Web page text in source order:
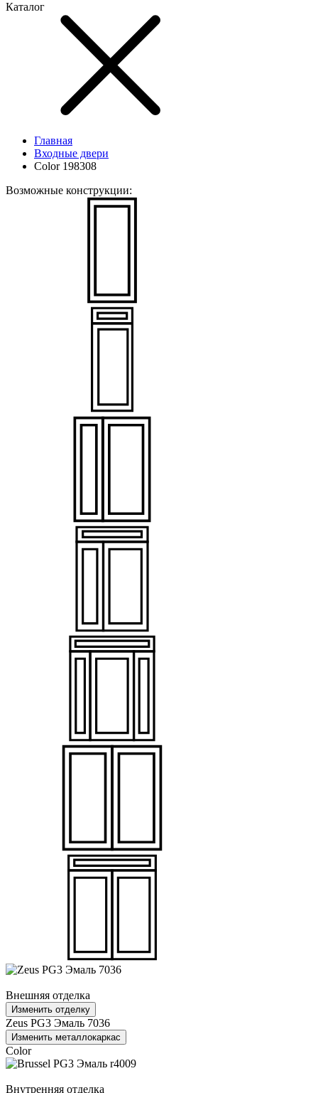
Каталог
Главная
Входные двери
Color 198308
Возможные конструкции:
Внешняя отделка
Изменить отделку
Zeus PG3 Эмаль 7036
Изменить металлокаркас
Color
Внутренняя отделка